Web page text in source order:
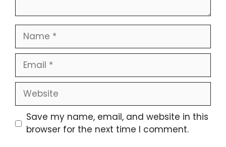
Save my name, email, and website in this
browser for the next time I comment.